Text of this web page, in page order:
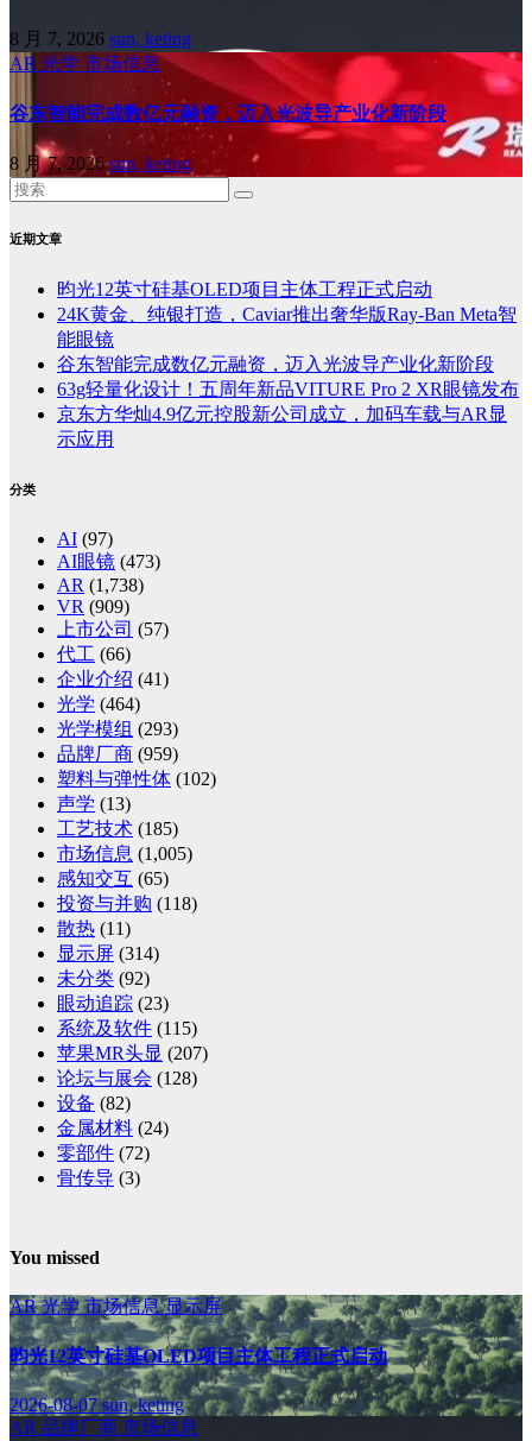
8 月 7, 2026 sun, keting
AR 光学 市场信息
谷东智能完成数亿元融资，迈入光波导产业化新阶段
8 月 7, 2026sun, keting
近期文章
昀光12英寸硅基OLED项目主体工程正式启动
24K黄金、纯银打造，Caviar推出奢华版Ray-Ban Meta智
能眼镜
谷东智能完成数亿元融资，迈入光波导产业化新阶段
63g轻量化设计！五周年新品VITURE Pro 2 XR眼镜发布
京东方华灿4.9亿元控股新公司成立，加码车载与AR显
示应用
分类
AI (97)
AI眼镜 (473)
AR (1,738)
VR (909)
上市公司 (57)
代工 (66)
企业介绍 (41)
光学 (464)
光学模组 (293)
品牌厂商 (959)
塑料与弹性体 (102)
声学 (13)
工艺技术 (185)
市场信息 (1,005)
感知交互 (65)
投资与并购 (118)
散热 (11)
显示屏 (314)
未分类 (92)
眼动追踪 (23)
系统及软件 (115)
苹果MR头显 (207)
论坛与展会 (128)
设备 (82)
金属材料 (24)
零部件 (72)
骨传导 (3)
You missed
AR光学市场信息显示屏
昀光12英寸硅基OLED项目主体工程正式启动
2026-08-07sun, keting
AR 品牌厂商 市场信息